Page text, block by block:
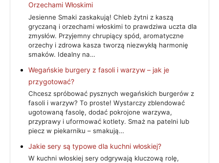
Orzechami Włoskimi
Jesienne Smaki zaskakują! Chleb żytni z kaszą
gryczaną i orzechami włoskimi to prawdziwa uczta dla
zmysłów. Przyjemny chrupiący spód, aromatyczne
orzechy i zdrowa kasza tworzą niezwykłą harmonię
smaków. Idealny na…
Wegańskie burgery z fasoli i warzyw – jak je
przygotować?
Chcesz spróbować pysznych wegańskich burgerów z
fasoli i warzyw? To proste! Wystarczy zblendować
ugotowaną fasolę, dodać pokrojone warzywa,
przyprawy i uformować kotlety. Smaż na patelni lub
piecz w piekarniku – smakują…
Jakie sery są typowe dla kuchni włoskiej?
W kuchni włoskiej sery odgrywają kluczową rolę,